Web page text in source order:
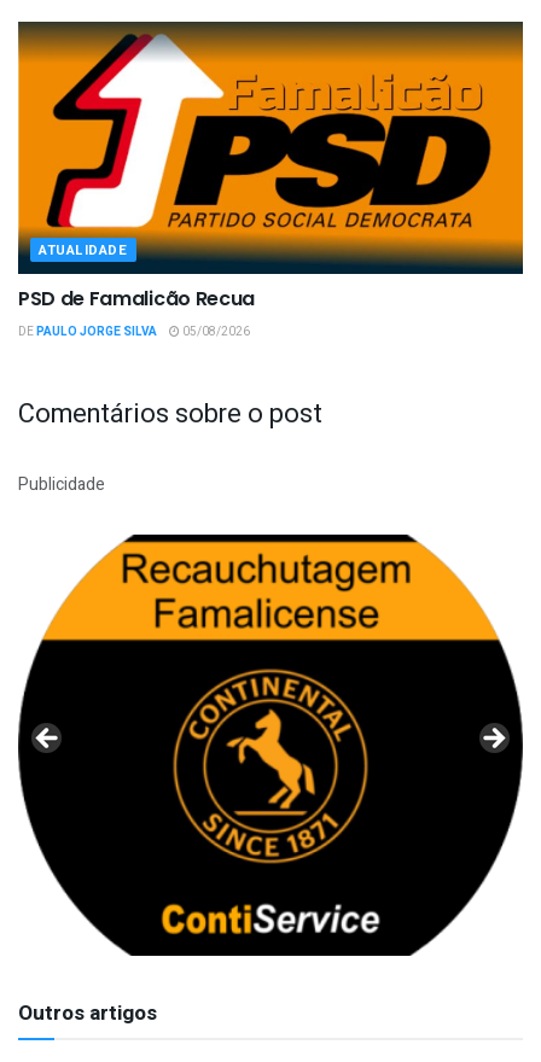
ATUALIDADE
PSD de Famalicão Recua
DEPAULO JORGE SILVA 05/08/2026
Comentários sobre o post
Publicidade
Outros artigos